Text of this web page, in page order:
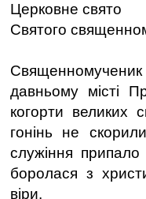
Церковне свято
Святого
давньому місті
когорти великих
гонінь не
служіння
боролася з
віри.